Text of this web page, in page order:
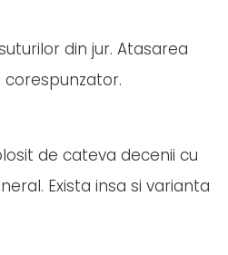
din jur. Atasarea
de cateva decenii cu
Exista insa si varianta